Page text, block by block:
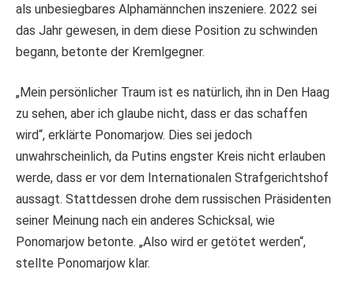
als unbesiegbares Alphamännchen inszeniere. 2022 sei
das Jahr gewesen, in dem diese Position zu schwinden
begann, betonte der Kremlgegner.
„Mein persönlicher Traum ist es natürlich, ihn in Den Haag
zu sehen, aber ich glaube nicht, dass er das schaffen
wird“, erklärte Ponomarjow. Dies sei jedoch
unwahrscheinlich, da Putins engster Kreis nicht erlauben
werde, dass er vor dem Internationalen Strafgerichtshof
aussagt. Stattdessen drohe dem russischen Präsidenten
seiner Meinung nach ein anderes Schicksal, wie
Ponomarjow betonte. „Also wird er getötet werden“,
stellte Ponomarjow klar.